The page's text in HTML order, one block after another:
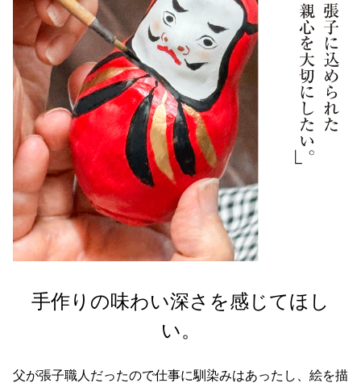
手作りの味わい深さを感じてほし
い。
父が張子職人だったので仕事に馴染みはあったし、絵を描